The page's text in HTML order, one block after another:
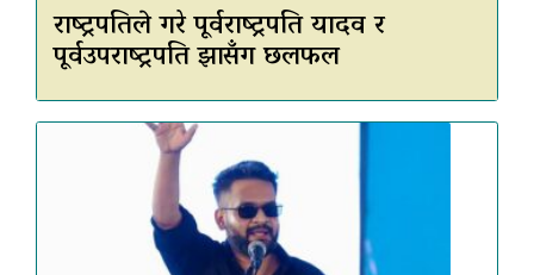
राष्ट्रपतिले गरे पूर्वराष्ट्रपति यादव र
पूर्वउपराष्ट्रपति झासँग छलफल